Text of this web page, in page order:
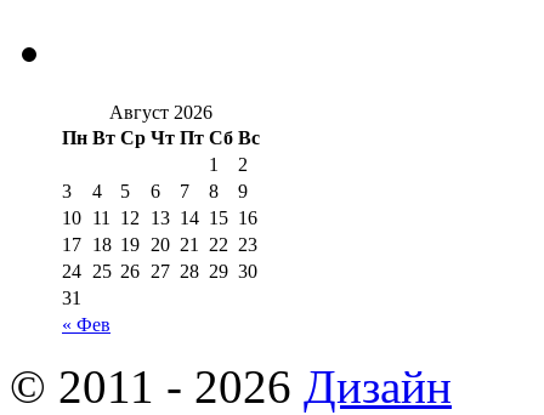
Август 2026
Пн Вт Ср Чт Пт Сб Вс
« Фев
1
2
3
4 5 6 7 8
9
10 11 12 13 14 15 16
17 18 19 20 21 22 23
24 25 26 27 28 29 30
31
© 2011 - 2026 Дизайн